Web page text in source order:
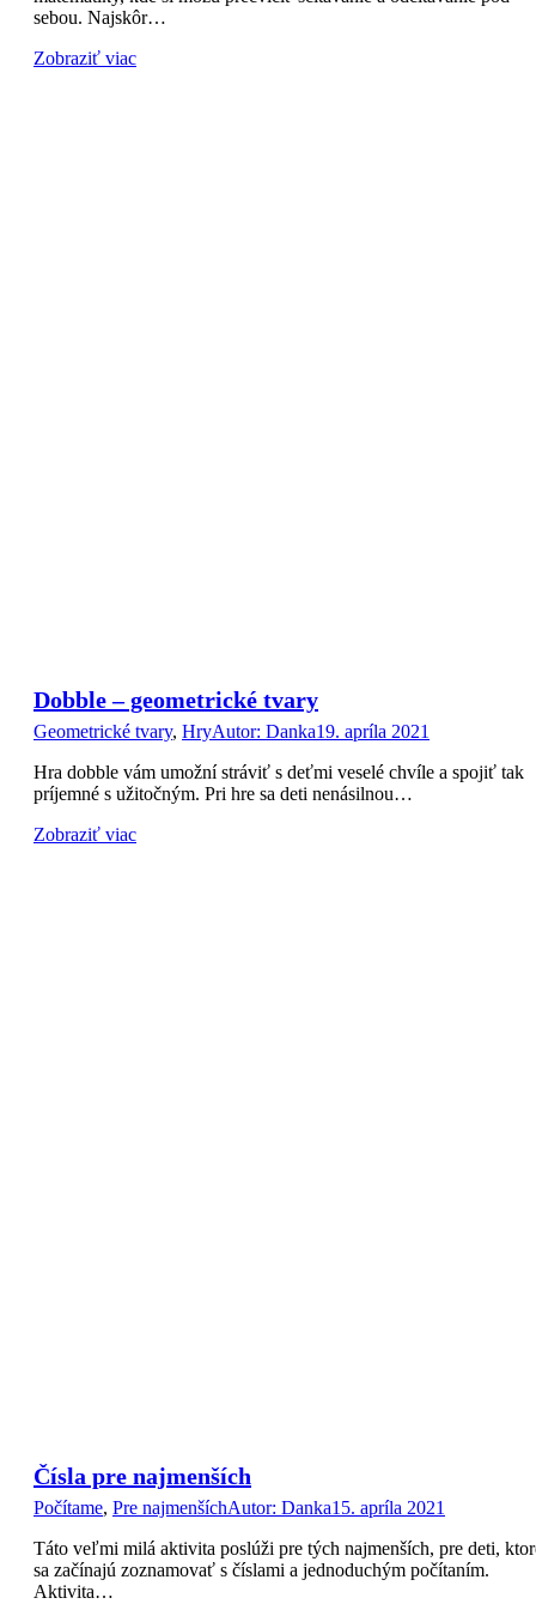
sebou. Najskôr…
Zobraziť viac
Dobble – geometrické tvary
Geometrické tvary, HryAutor: Danka19. apríla 2021
Hra dobble vám umožní stráviť s deťmi veselé chvíle a spojiť tak
príjemné s užitočným. Pri hre sa deti nenásilnou…
Zobraziť viac
Čísla pre najmenších
Počítame, Pre najmenšíchAutor: Danka15. apríla 2021
Táto veľmi milá aktivita poslúži pre tých najmenších, pre deti,
sa začínajú zoznamovať s číslami a jednoduchým počítaním.
Aktivita…